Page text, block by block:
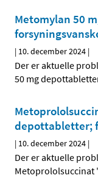
Metomylan 50
| 10. december 2024 |
Der er aktuelle
50 mg
depottabletter;
| 10. december 2024 |
Der er aktuelle
Metoprololsuccinat